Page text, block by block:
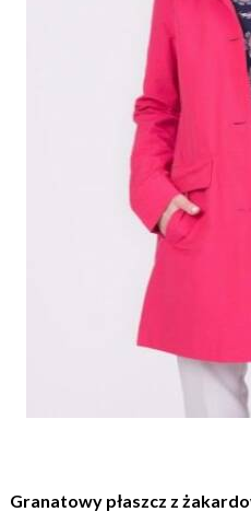
Granatowy płaszcz z